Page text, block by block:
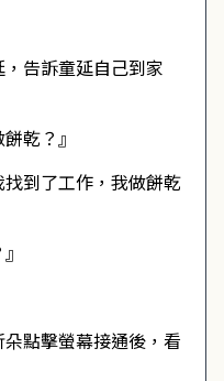
告訴童延自己到家
乾？』
到了工作，我做餅乾
點擊螢幕接通後，看